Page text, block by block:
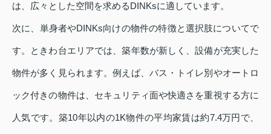
は、広々とした空間を求めるDINKsに適しています。
次に、単身者やDINKs向けの物件の特徴と選択肢についてで
す。ときわ台エリアでは、築年数が新しく、設備が充実した
物件が多く見られます。例えば、バス・トイレ別やオートロ
ック付きの物件は、セキュリティ面や快適さを重視する方に
人気です。築10年以内の1K物件の平均家賃は約7.4万円で、